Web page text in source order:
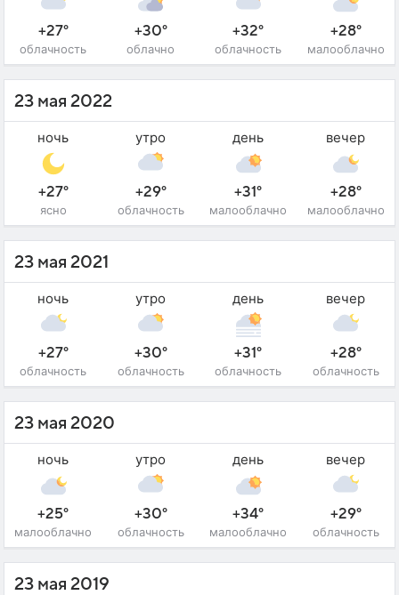
+27°
облачность
+30°
облачно
+32°
облачность
+28°
малооблачно
23 мая 2022
ночь
+27°
ясно
утро
+29°
облачность
день
+31°
малооблачно
вечер
+28°
малооблачно
23 мая 2021
ночь
+27°
облачность
утро
+30°
облачность
день
+31°
облачность
вечер
+28°
облачность
23 мая 2020
ночь
+25°
малооблачно
утро
+30°
облачность
день
+34°
малооблачно
вечер
+29°
облачность
23 мая 2019